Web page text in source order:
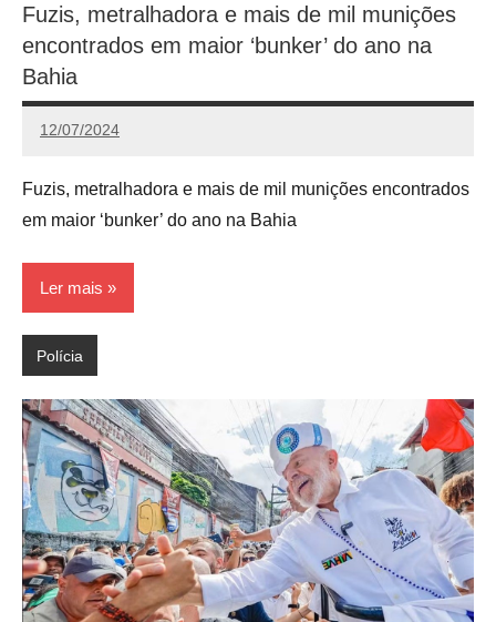
Fuzis, metralhadora e mais de mil munições
encontrados em maior ‘bunker’ do ano na
Bahia
12/07/2024
Calango
Fuzis, metralhadora e mais de mil munições encontrados
em maior ‘bunker’ do ano na Bahia
Ler mais
Polícia